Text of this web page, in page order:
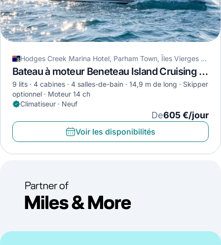
Hodges Creek Marina Hotel, Parham Town, Îles Vierges britanniques
Bateau à moteur Beneteau Island Cruising Boat · 2025
9 lits 4 cabines 4 salles-de-bain 14,9 m de long
Skipper
optionnel
Moteur 14 ch
Climatiseur · Neuf
De605 €/jour
Voir les disponibilités